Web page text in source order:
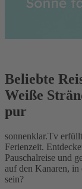
Beliebte
Weiße
pur
sonnenklar.Tv
Ferienzeit.
Pauschalreise und
auf den Kanaren,
sein?